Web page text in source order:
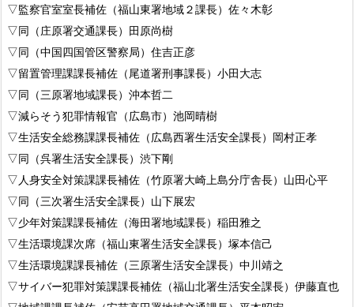
▽監察官室室長補佐（福山東署地域２課長）佐々木彰
▽同（庄原署交通課長）田原尚樹
▽同（中国四国管区警察局）住吉正彦
▽留置管理課課長補佐（尾道署刑事課長）小田大志
▽同（三原署地域課長）沖本哲二
▽減らそう犯罪情報官（広島市）池岡晴樹
▽生活安全総務課課長補佐（広島西署生活安全課長）岡村正孝
▽同（呉署生活安全課長）渋下剛
▽人身安全対策課課長補佐（竹原署大崎上島分庁舎長）山田心平
▽同（三次署生活安全課長）山下展宏
▽少年対策課課長補佐（海田署地域課長）稲田雅之
▽生活環境課次席（福山東署生活安全課長）塚本信己
▽生活環境課課長補佐（三原署生活安全課長）中川靖之
▽サイバー犯罪対策課課長補佐（福山北署生活安全課長）伊藤直也